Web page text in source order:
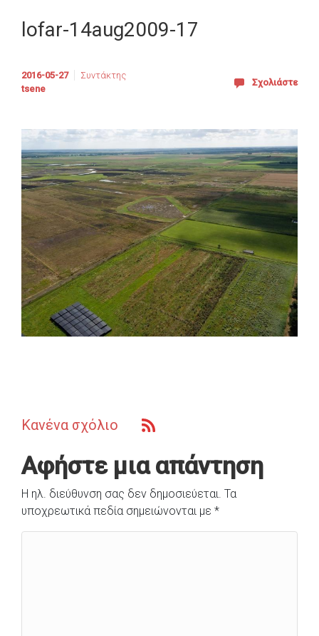
lofar-14aug2009-17
2016-05-27
Συντάκτης
tsene
Σχολιάστε
Κανένα σχόλιο
Αφήστε μια απάντηση
Η ηλ. διεύθυνση σας δεν δημοσιεύεται. Τα
υποχρεωτικά πεδία σημειώνονται με *